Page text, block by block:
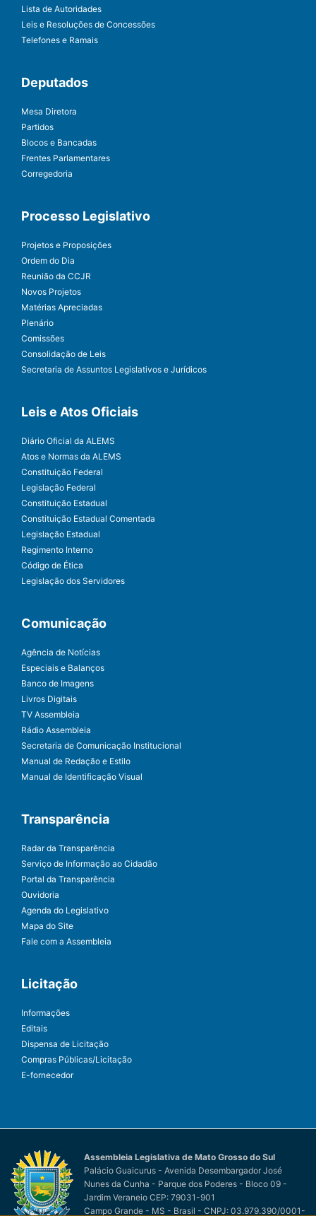
Lista de Autoridades
Leis e Resoluções de Concessões
Telefones e Ramais
Deputados
Mesa Diretora
Partidos
Blocos e Bancadas
Frentes Parlamentares
Corregedoria
Processo Legislativo
Projetos e Proposições
Ordem do Dia
Reunião da CCJR
Novos Projetos
Matérias Apreciadas
Plenário
Comissões
Consolidação de Leis
Secretaria de Assuntos Legislativos e Jurídicos
Leis e Atos Oficiais
Diário Oficial da ALEMS
Atos e Normas da ALEMS
Constituição Federal
Legislação Federal
Constituição Estadual
Constituição Estadual Comentada
Legislação Estadual
Regimento Interno
Código de Ética
Legislação dos Servidores
Comunicação
Agência de Notícias
Especiais e Balanços
Banco de Imagens
Livros Digitais
TV Assembleia
Rádio Assembleia
Secretaria de Comunicação Institucional
Manual de Redação e Estilo
Manual de Identificação Visual
Transparência
Radar da Transparência
Serviço de Informação ao Cidadão
Portal da Transparência
Ouvidoria
Agenda do Legislativo
Mapa do Site
Fale com a Assembleia
Licitação
Informações
Editais
Dispensa de Licitação
Compras Públicas/Licitação
E-fornecedor
Assembleia Legislativa de Mato Grosso do Sul
Palácio Guaicurus - Avenida Desembargador José
Nunes da Cunha - Parque dos Poderes - Bloco 09 -
Jardim Veraneio CEP: 79031-901
Campo Grande - MS - Brasil - CNPJ: 03.979.390/0001-